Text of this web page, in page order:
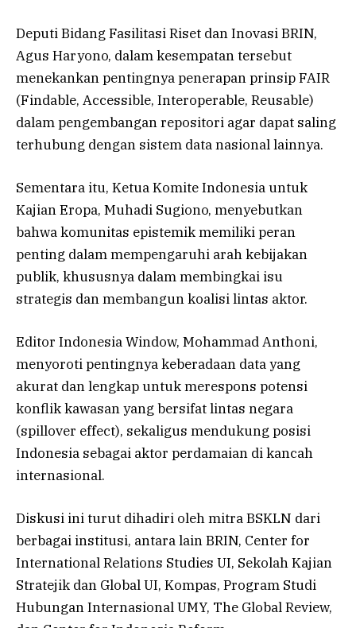
Deputi Bidang Fasilitasi Riset dan Inovasi BRIN,
Agus Haryono, dalam kesempatan tersebut
menekankan pentingnya penerapan prinsip FAIR
(Findable, Accessible, Interoperable, Reusable)
dalam pengembangan repositori agar dapat saling
terhubung dengan sistem data nasional lainnya.
Sementara itu, Ketua Komite Indonesia untuk
Kajian Eropa, Muhadi Sugiono, menyebutkan
bahwa komunitas epistemik memiliki peran
penting dalam mempengaruhi arah kebijakan
publik, khususnya dalam membingkai isu
strategis dan membangun koalisi lintas aktor.
Editor Indonesia Window, Mohammad Anthoni,
menyoroti pentingnya keberadaan data yang
akurat dan lengkap untuk merespons potensi
konflik kawasan yang bersifat lintas negara
(spillover effect), sekaligus mendukung posisi
Indonesia sebagai aktor perdamaian di kancah
internasional.
Diskusi ini turut dihadiri oleh mitra BSKLN dari
berbagai institusi, antara lain BRIN, Center for
International Relations Studies UI, Sekolah Kajian
Stratejik dan Global UI, Kompas, Program Studi
Hubungan Internasional UMY, The Global Review,